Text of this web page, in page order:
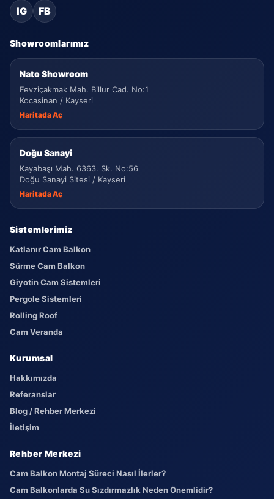
IG FB
Showroomlarımız
Nato Showroom
Fevziçakmak Mah. Billur Cad. No:1
Kocasinan / Kayseri
Haritada Aç
Doğu Sanayi
Kayabaşı Mah. 6363. Sk. No:56
Doğu Sanayi Sitesi / Kayseri
Haritada Aç
Sistemlerimiz
Katlanır Cam Balkon
Sürme Cam Balkon
Giyotin Cam Sistemleri
Pergole Sistemleri
Rolling Roof
Cam Veranda
Kurumsal
Hakkımızda
Referanslar
Blog / Rehber Merkezi
İletişim
Rehber Merkezi
Cam Balkon Montaj Süreci Nasıl İlerler?
Cam Balkonlarda Su Sızdırmazlık Neden Önemlidir?